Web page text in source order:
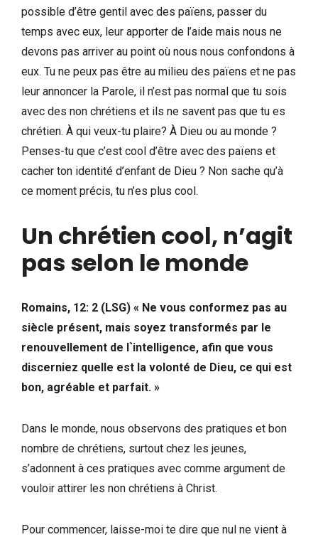
possible d’être gentil avec des païens, passer du
temps avec eux, leur apporter de l’aide mais nous ne
devons pas arriver au point où nous nous confondons à
eux. Tu ne peux pas être au milieu des païens et ne pas
leur annoncer la Parole, il n’est pas normal que tu sois
avec des non chrétiens et ils ne savent pas que tu es
chrétien. À qui veux-tu plaire? À Dieu ou au monde ?
Penses-tu que c’est cool d’être avec des païens et
cacher ton identité d’enfant de Dieu ? Non sache qu’à
ce moment précis, tu n’es plus cool.
Un chrétien cool, n’agit
pas selon le monde
Romains, 12: 2 (LSG) « Ne vous conformez pas au
siècle présent, mais soyez transformés par le
renouvellement de l`intelligence, afin que vous
discerniez quelle est la volonté de Dieu, ce qui est
bon, agréable et parfait. »
Dans le monde, nous observons des pratiques et bon
nombre de chrétiens, surtout chez les jeunes,
s’adonnent à ces pratiques avec comme argument de
vouloir attirer les non chrétiens à Christ.
Pour commencer, laisse-moi te dire que nul ne vient à